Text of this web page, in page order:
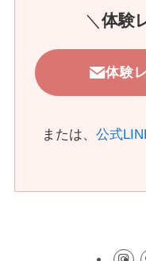
＼ 体験
体験
または、 公式